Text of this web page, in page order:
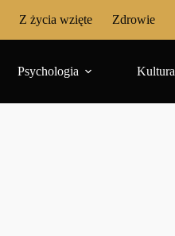
Z życia wzięte Zdrowie
Psychologia Kultura